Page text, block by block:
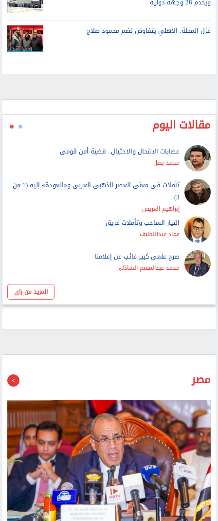
مقالات اليوم
محمد بصل
3)
إبراهيم العريس
التيار الساحب وتأملات غريق
عماد عبداللطيف
محمد عبدالمنعم الشاذلي
المزيد من راي